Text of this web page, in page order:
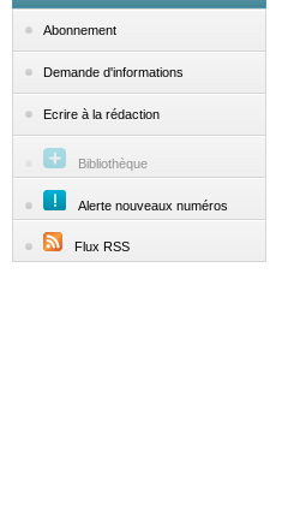
Abonnement
Demande d'informations
Ecrire à la rédaction
Bibliothèque
Alerte nouveaux numéros
Flux RSS